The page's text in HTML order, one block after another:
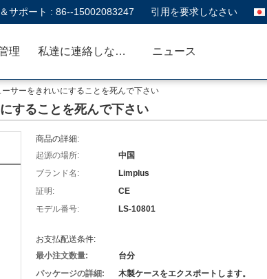
サポート : 86--15002083247 引用を要求しなさい
理 私達に連絡しなさい ニュース
サーをきれいにすることを死んで下さい
することを死んで下さい
商品の詳細:
起源の場所:
中国
ブランド名:
Limplus
証明:
CE
モデル番号:
LS-10801
お支払配送条件:
最小注文数量:
台分
パッケージの詳細:
木製ケースをエクスポートします。